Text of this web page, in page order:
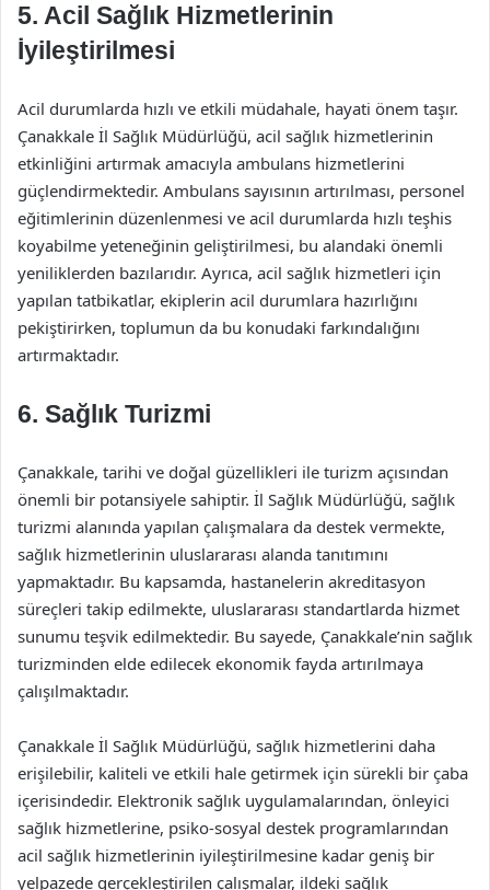
5. Acil Sağlık Hizmetlerinin
İyileştirilmesi
Acil durumlarda hızlı ve etkili müdahale, hayati önem taşır.
Çanakkale İl Sağlık Müdürlüğü, acil sağlık hizmetlerinin
etkinliğini artırmak amacıyla ambulans hizmetlerini
güçlendirmektedir. Ambulans sayısının artırılması, personel
eğitimlerinin düzenlenmesi ve acil durumlarda hızlı teşhis
koyabilme yeteneğinin geliştirilmesi, bu alandaki önemli
yeniliklerden bazılarıdır. Ayrıca, acil sağlık hizmetleri için
yapılan tatbikatlar, ekiplerin acil durumlara hazırlığını
pekiştirirken, toplumun da bu konudaki farkındalığını
artırmaktadır.
6. Sağlık Turizmi
Çanakkale, tarihi ve doğal güzellikleri ile turizm açısından
önemli bir potansiyele sahiptir. İl Sağlık Müdürlüğü, sağlık
turizmi alanında yapılan çalışmalara da destek vermekte,
sağlık hizmetlerinin uluslararası alanda tanıtımını
yapmaktadır. Bu kapsamda, hastanelerin akreditasyon
süreçleri takip edilmekte, uluslararası standartlarda hizmet
sunumu teşvik edilmektedir. Bu sayede, Çanakkale’nin sağlık
turizminden elde edilecek ekonomik fayda artırılmaya
çalışılmaktadır.
Çanakkale İl Sağlık Müdürlüğü, sağlık hizmetlerini daha
erişilebilir, kaliteli ve etkili hale getirmek için sürekli bir çaba
içerisindedir. Elektronik sağlık uygulamalarından, önleyici
sağlık hizmetlerine, psiko-sosyal destek programlarından
acil sağlık hizmetlerinin iyileştirilmesine kadar geniş bir
yelpazede gerçekleştirilen çalışmalar, ildeki sağlık